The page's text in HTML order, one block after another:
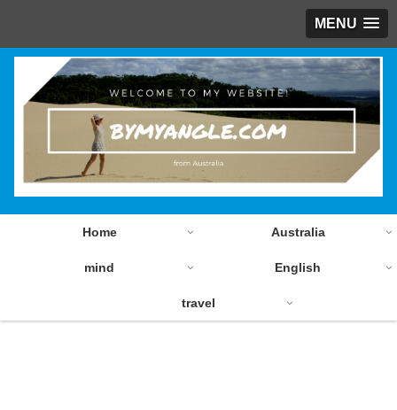
MENU
Home Australia
mind English
travel